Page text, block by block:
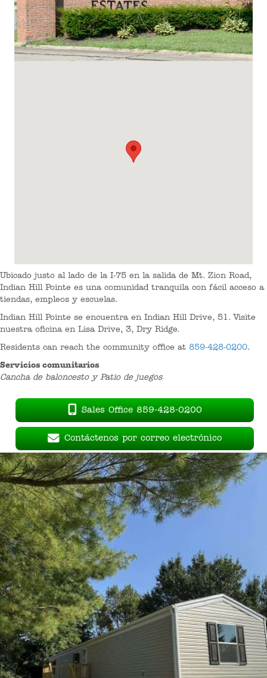
Ubicado justo al lado de la I-75 en la salida de Mt. Zion Road,
Indian Hill Pointe es una comunidad tranquila con fácil acceso a
tiendas, empleos y escuelas.
Indian Hill Pointe se encuentra en Indian Hill Drive, 51. Visite
nuestra oficina en Lisa Drive, 3, Dry Ridge.
Residents can reach the community office at 859-428-0200.
Servicios comunitarios
Cancha de baloncesto y Patio de juegos
Sales Office 859-428-0200
Contáctenos por correo electrónico